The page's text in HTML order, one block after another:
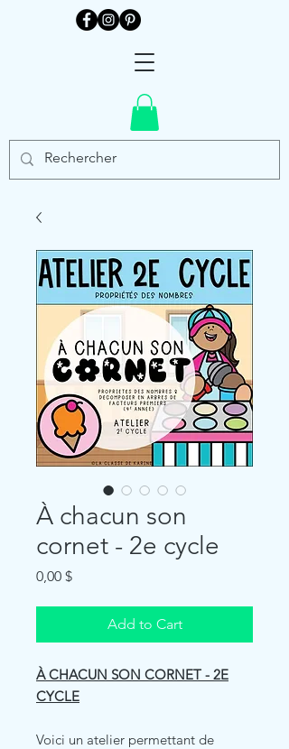
À chacun son
cornet - 2e cycle
0,00 $Price
Add to Cart
À CHACUN SON CORNET - 2E
CYCLE
Voici un atelier permettant de